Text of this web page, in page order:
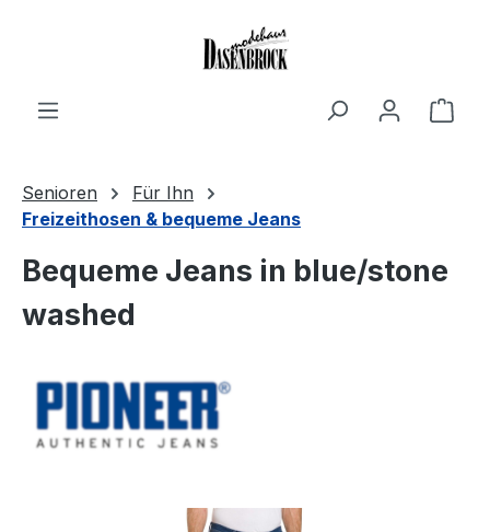
Senioren
Für Ihn
Freizeithosen & bequeme Jeans
Bequeme Jeans in blue/stone
washed
Bildergalerie überspringen